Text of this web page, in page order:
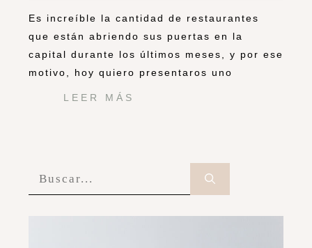
Es increíble la cantidad de restaurantes
que están abriendo sus puertas en la
capital durante los últimos meses, y por ese
motivo, hoy quiero presentaros uno
LEER MÁS